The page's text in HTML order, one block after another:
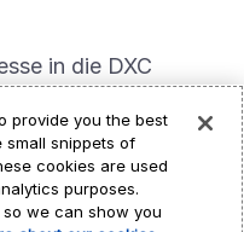
in die DXC
(einen Dienst
und „Weiter“
damit
über Sie
und
- your
provide you the best
small snippets of
cookies are used
purposes.
we can show you